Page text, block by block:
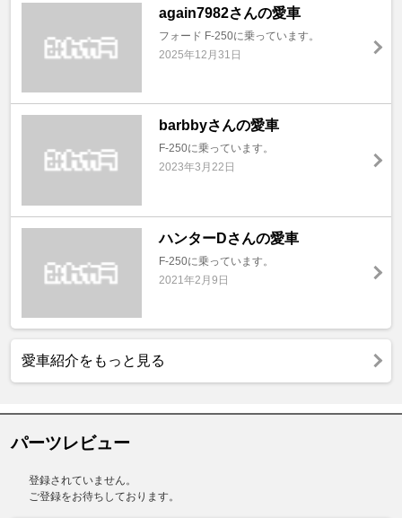
again7982さんの愛車
フォード F-250に乗っています。
2025年12月31日
barbbyさんの愛車
F-250に乗っています。
2023年3月22日
ハンターDさんの愛車
F-250に乗っています。
2021年2月9日
愛車紹介をもっと見る
パーツレビュー
登録されていません。
ご登録をお待ちしております。